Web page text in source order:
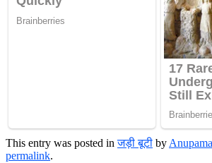
This entry was posted inजड़ी बूटी by Anupama
permalink.